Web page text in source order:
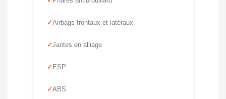
Airbags frontaux et latéraux
Jantes en alliage
ESP
ABS